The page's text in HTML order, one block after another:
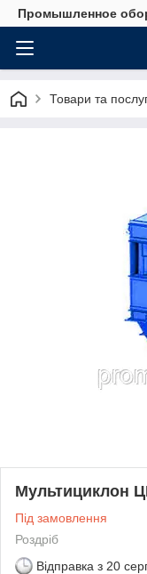
Промышленное
Товари та
Мультициклон
Під замовлення
Роздріб
Відправка з 20